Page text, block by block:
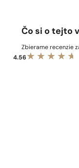
Čo si o tejto
Zbierame recenzie
4.56